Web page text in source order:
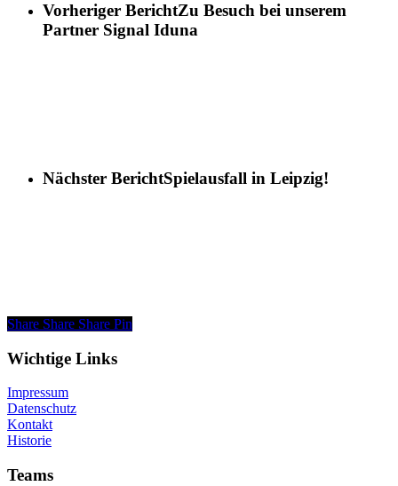
Vorheriger BerichtZu Besuch bei unserem
Partner Signal Iduna
Nächster BerichtSpielausfall in Leipzig!
Share Share Share Pin
Wichtige Links
Impressum
Datenschutz
Kontakt
Historie
Teams